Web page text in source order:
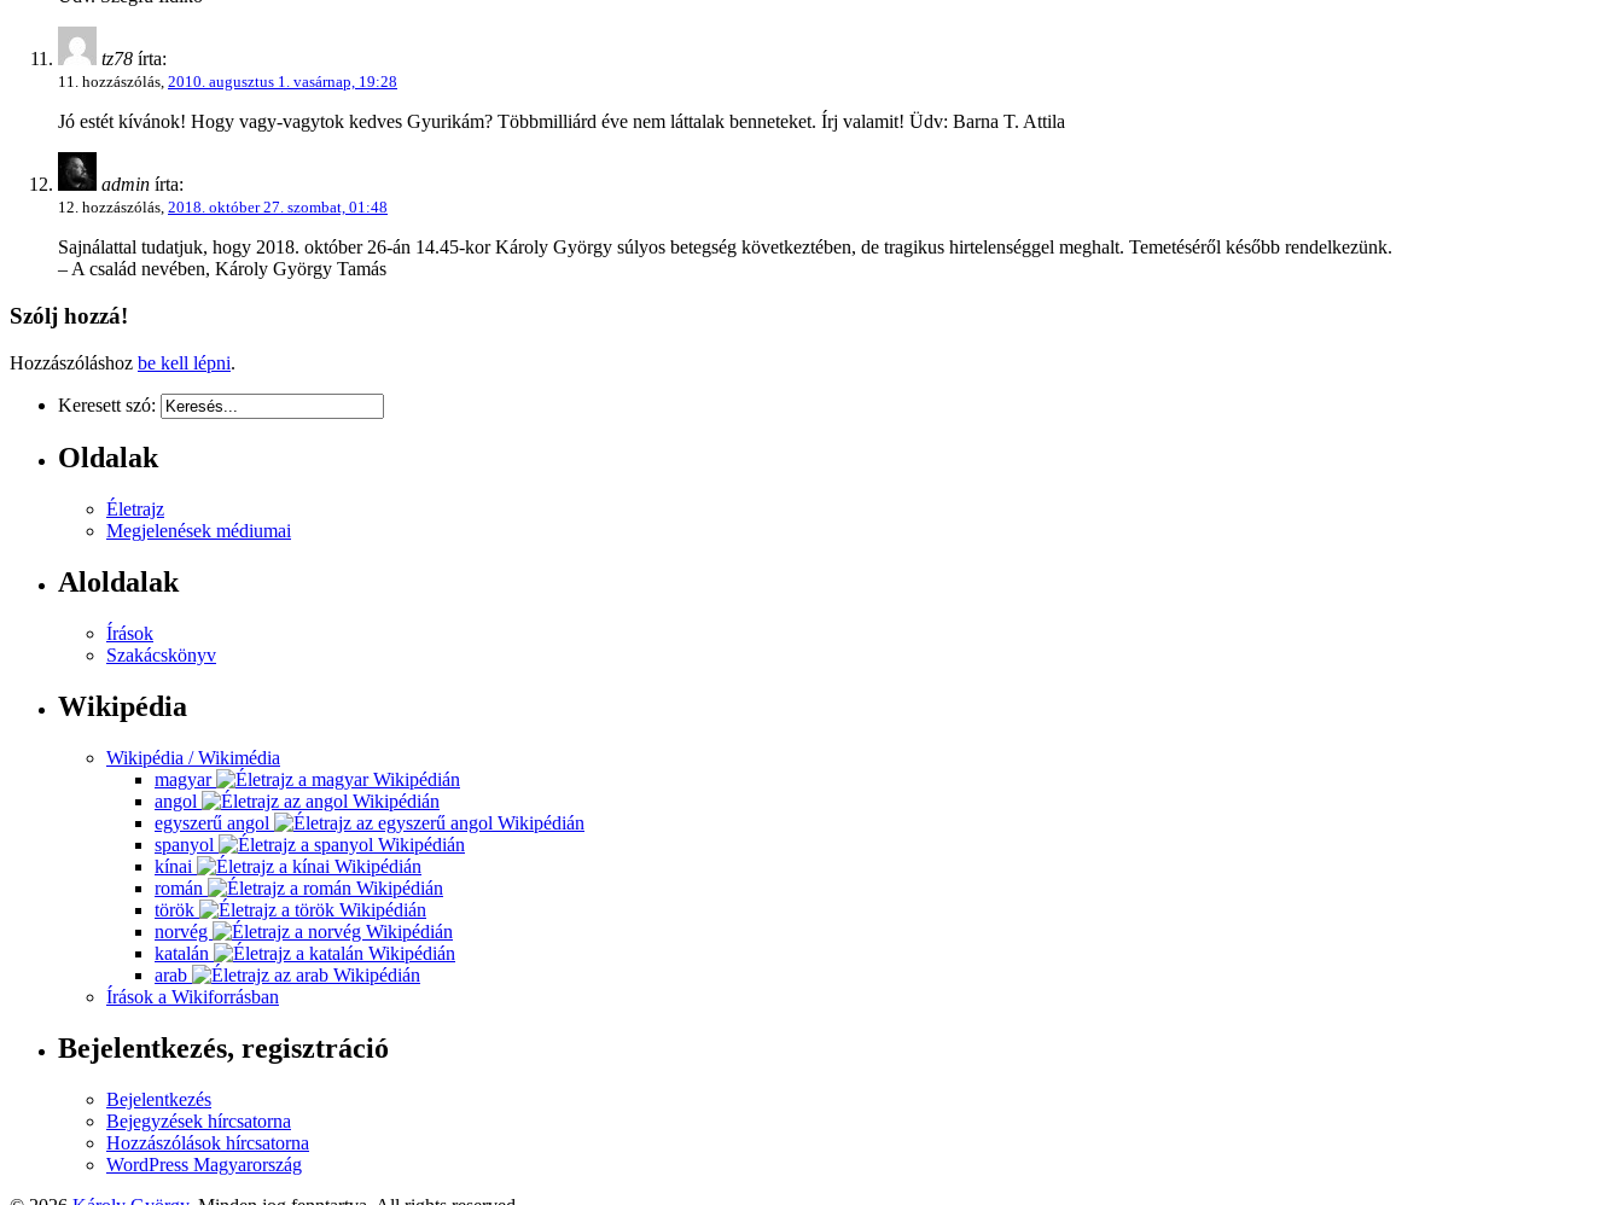
tz78 írta:
11. hozzászólás, 2010. augusztus 1. vasárnap, 19:28
Jó estét kívánok! Hogy vagy-vagytok kedves Gyurikám? Többmilliárd éve nem láttalak benneteket. Írj valamit! Üdv: Barna T. Attila
admin írta:
12. hozzászólás, 2018. október 27. szombat, 01:48
Sajnálattal tudatjuk, hogy 2018. október 26-án 14.45-kor Károly György súlyos betegség következtében, de tragikus hirtelenséggel meghalt. Temetéséről később rendelkezünk.
– A család nevében, Károly György Tamás
Szólj hozzá!
Hozzászóláshoz be kell lépni.
Keresett szó:
Oldalak
Életrajz
Megjelenések médiumai
Aloldalak
Írások
Szakácskönyv
Wikipédia
Wikipédia / Wikimédia
magyar
angol
egyszerű angol
spanyol
kínai
román
török
norvég
katalán
arab
Írások a Wikiforrásban
Bejelentkezés, regisztráció
Bejelentkezés
Bejegyzések hírcsatorna
Hozzászólások hírcsatorna
WordPress Magyarország